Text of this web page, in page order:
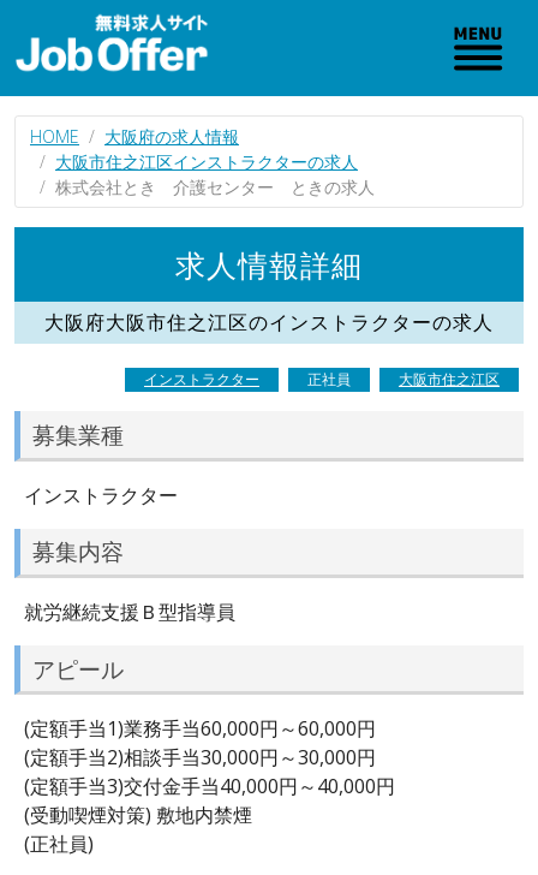
HOME
大阪府の求人情報
大阪市住之江区インストラクターの求人
株式会社とき 介護センター ときの求人
求人情報詳細
大阪府大阪市住之江区のインストラクターの求人
インストラクター 正社員 大阪市住之江区
募集業種
インストラクター
募集内容
就労継続支援Ｂ型指導員
アピール
(定額手当1)業務手当60,000円～60,000円
(定額手当2)相談手当30,000円～30,000円
(定額手当3)交付金手当40,000円～40,000円
(受動喫煙対策) 敷地内禁煙
(正社員)